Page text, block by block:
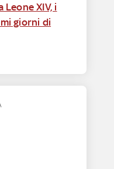
Leone XIV, i
giorni di